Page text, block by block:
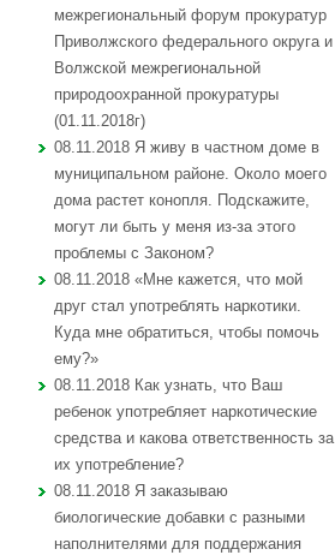
межрегиональный форум прокуратур
Приволжского федерального округа и
Волжской межрегиональной
природоохранной прокуратуры
(01.11.2018г)
08.11.2018 Я живу в частном доме в
муниципальном районе. Около моего
дома растет конопля. Подскажите,
могут ли быть у меня из-за этого
проблемы с Законом?
08.11.2018 «Мне кажется, что мой
друг стал употреблять наркотики.
Куда мне обратиться, чтобы помочь
ему?»
08.11.2018 Как узнать, что Ваш
ребенок употребляет наркотические
средства и какова ответственность за
их употребление?
08.11.2018 Я заказываю
биологические добавки с разными
наполнителями для поддержания